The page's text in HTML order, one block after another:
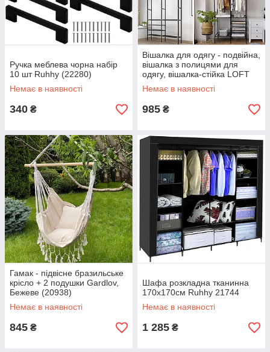
Ручка меблева чорна набір
10 шт Ruhhy (22280)
Немає в наявності
340 ₴
Вішалка для одягу - подвійна,
вішалка з полицями для
одягу, вішалка-стійка LOFT
22671
Немає в наявності
985 ₴
Гамак - підвісне бразильське
крісло + 2 подушки Gardlov,
Бежеве (20938)
Немає в наявності
845 ₴
Шафа розкладна тканинна
170х170см Ruhhy 21744
Немає в наявності
1 285 ₴